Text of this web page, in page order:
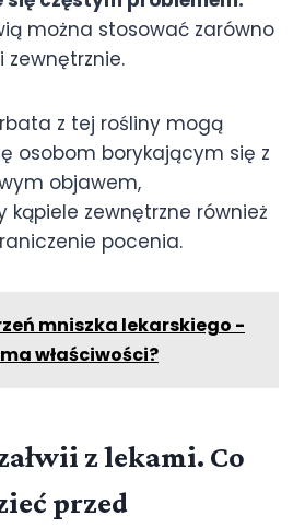
można stosować zarówno
zewnętrznie.
z tej rośliny mogą
osobom borykającym się z
objawem,
kąpiele zewnętrzne również
pocenia.
mniszka lekarskiego -
właściwości?
z lekami. Co
przed